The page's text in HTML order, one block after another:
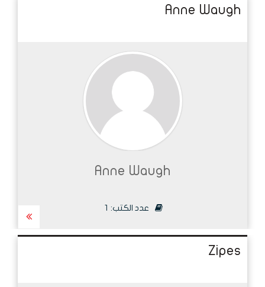
Anne Waugh
Anne Waugh
عدد الكتب: 1
Zipes